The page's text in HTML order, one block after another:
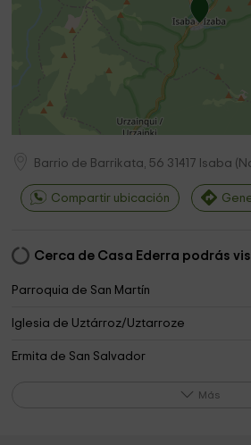
Barrio de Barrikata, 56 31417 Isaba (
Compartir ubicación
Cerca de Casa Ederra podrás
Parroquia de San Martín
Iglesia de Uztárroz/Uztarroze
Ermita de San Salvador
Más